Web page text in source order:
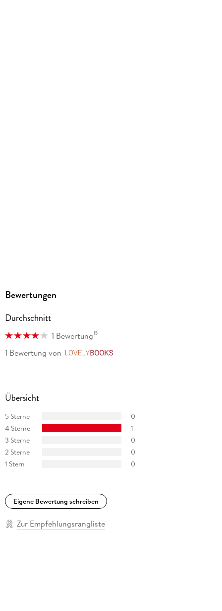
Bewertungen
Durchschnitt
1 Bewertung15
1 Bewertung von
Übersicht
5 Sterne
0
4 Sterne
1
3 Sterne
0
2 Sterne
0
1 Stern
0
Eigene Bewertung schreiben
Zur Empfehlungsrangliste